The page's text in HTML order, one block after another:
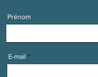
Prénom
E-mail